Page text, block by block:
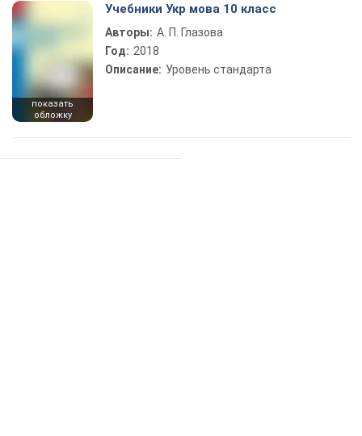
показать
обложку
Учебники Укр мова 10 класс
Авторы: А. П. Глазова
Год: 2018
Описание: Уровень стандарта